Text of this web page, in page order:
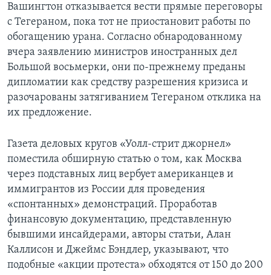
Вашингтон отказывается вести прямые переговоры
с Тегераном, пока тот не приостановит работы по
обогащению урана. Согласно обнародованному
вчера заявлению министров иностранных дел
Большой восьмерки, они по-прежнему преданы
дипломатии как средству разрешения кризиса и
разочарованы затягиванием Тегераном отклика на
их предложение.
Газета деловых кругов «Уолл-стрит джорнел»
поместила обширную статью о том, как Москва
через подставных лиц вербует американцев и
иммигрантов из России для проведения
«спонтанных» демонстраций. Проработав
финансовую документацию, представленную
бывшими инсайдерами, авторы статьи, Алан
Каллисон и Джеймс Бэндлер, указывают, что
подобные «акции протеста» обходятся от 150 до 200